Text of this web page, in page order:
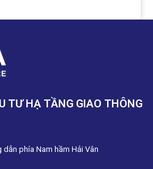
TƯ HẠ TẦNG GIAO THÔNG
dẫn phía Nam hầm Hải Vân